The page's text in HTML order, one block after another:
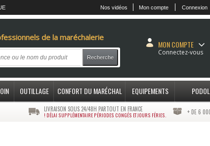
Nos vidéos Mon compte Connexion
de la maréchalerie
Recherche
MON COMPTE
Connectez-vous
OUTILLAGE CONFORT DU MARÉCHAL EQUIPEMENTS
LIVRAISON SOUS 24/48H PARTOUT EN FRANCE
! DÉLAI SUPPLÉMENTAIRE PÉRIODES CONGÉS ET JOURS FÉRIES. + DE 6